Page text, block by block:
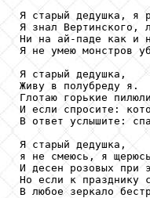
Я старый дедушка, я
Я знал Вертинского,
Ни на ай-паде как и
Я не умею монстров
Я старый дедушка,
Живу в полубреду я.
Глотаю горькие
И если спросите:
В ответ услышите:
Я старый дедушка,
я не смеюсь, я
И десен розовых при
Но если к празднику
В любое зеркало